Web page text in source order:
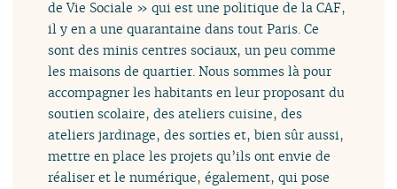
de Vie Sociale » qui est une politique de la CAF,
il y en a une quarantaine dans tout Paris. Ce
sont des minis centres sociaux, un peu comme
les maisons de quartier. Nous sommes là pour
accompagner les habitants en leur proposant du
soutien scolaire, des ateliers cuisine, des
ateliers jardinage, des sorties et, bien sûr aussi,
mettre en place les projets qu’ils ont envie de
réaliser et le numérique, également, qui pose